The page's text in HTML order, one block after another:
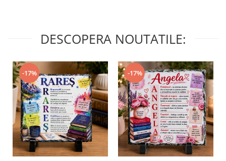
DESCOPERA NOUTATILE:
-17% -17%